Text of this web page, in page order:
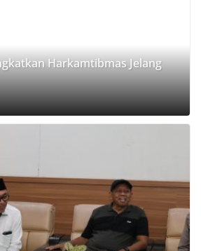
Harkamtibmas Jelang